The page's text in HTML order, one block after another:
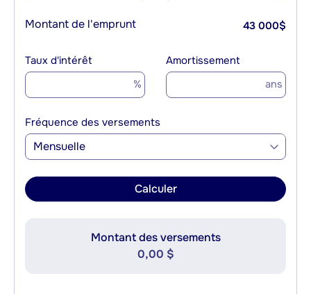
Montant de l'emprunt 43 000$
Taux d'intérêt
%
Amortissement
ans
Fréquence des versements
Mensuelle
Calculer
Montant des versements
0,00 $